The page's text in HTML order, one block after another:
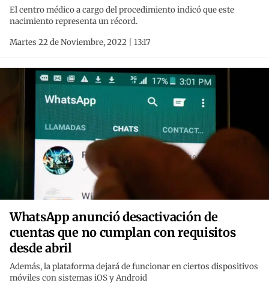
El centro médico a cargo del procedimiento indicó que este
nacimiento representa un récord.
Martes 22 de Noviembre, 2022 | 13:17
WhatsApp anunció desactivación de
cuentas que no cumplan con requisitos
desde abril
Además, la plataforma dejará de funcionar en ciertos dispositivos
móviles con sistemas iOS y Android